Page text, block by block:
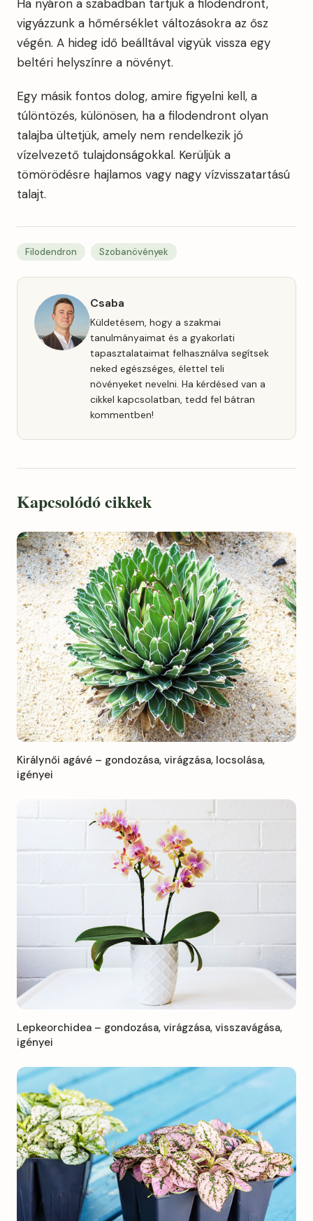
Ha nyáron a szabadban tartjuk a filodendront,
vigyázzunk a hőmérséklet változásokra az ősz
végén. A hideg idő beálltával vigyük vissza egy
beltéri helyszínre a növényt.
Egy másik fontos dolog, amire figyelni kell, a
túlöntözés, különösen, ha a filodendront olyan
talajba ültetjük, amely nem rendelkezik jó
vízelvezető tulajdonságokkal. Kerüljük a
tömörödésre hajlamos vagy nagy vízvisszatartású
talajt.
Filodendron Szobanövények
Csaba
Küldetésem, hogy a szakmai
tanulmányaimat és a gyakorlati
tapasztalataimat felhasználva segítsek
neked egészséges, élettel teli
növényeket nevelni. Ha kérdésed van a
cikkel kapcsolatban, tedd fel bátran
kommentben!
Kapcsolódó cikkek
Királynői agávé – gondozása, virágzása, locsolása,
igényei
Lepkeorchidea – gondozása, virágzása, visszavágása,
igényei